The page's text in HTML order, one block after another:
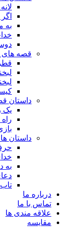
به
قصه های
داستان
یک
داستان
به
درباره ما
تماس با ما
علاقه مندی ها
مقایسه